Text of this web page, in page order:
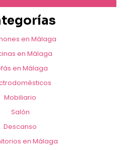
en Málaga
en Málaga
en Málaga
Mobiliario
Salón
Descanso
en Málaga